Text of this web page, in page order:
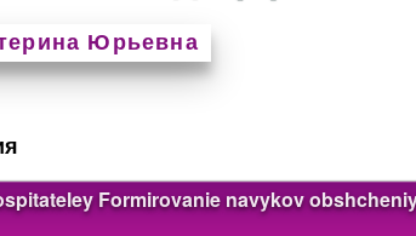
Юрьевна
Formirovanie navykov